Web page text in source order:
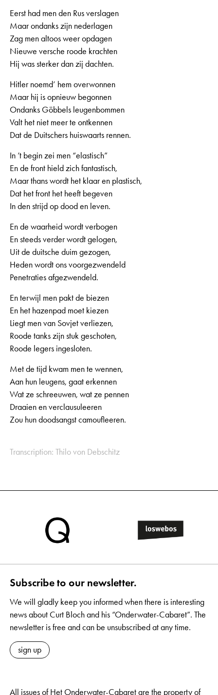
Eerst had men den Rus verslagen
Maar ondanks zijn nederlagen
Zag men altoos weer opdagen
Nieuwe versche roode krachten
Hij was sterker dan zij dachten.
Hitler noemd’ hem overwonnen
Maar hij is opnieuw begonnen
Ondanks Göbbels leugenbommen
Valt het niet meer te ontkennen
Dat de Duitschers huiswaarts rennen.
In ’t begin zei men “elastisch”
En de front hield zich fantastisch,
Maar thans wordt het klaar en plastisch,
Dat het front het heeft begeven
In den strijd op dood en leven.
En de waarheid wordt verbogen
En steeds verder wordt gelogen,
Uit de duitsche duim gezogen,
Heden wordt ons voorgezwendeld
Penetraties afgezwendeld.
En terwijl men pakt de biezen
En het hazenpad moet kiezen
Liegt men van Sovjet verliezen,
Roode tanks zijn stuk geschoten,
Roode legers ingesloten.
Met de tijd kwam men te wennen,
Aan hun leugens, gaat erkennen
Wat ze schreeuwen, wat ze pennen
Draaien en verclausuleeren
Zou hun doodsangst camoufleeren.
Transcription: Thilo von Debschitz
Subscribe to our newsletter.
We will gladly keep you informed when there is interesting
news about Curt Bloch and his “Onderwater-Cabaret”. The
newsletter is free and can be unsubscribed at any time.
sign up
All issues of Het Onderwater-Cabaret are the property of